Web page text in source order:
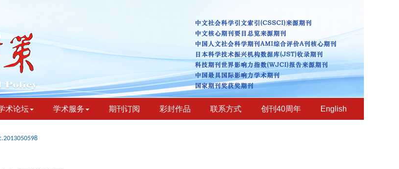
术论坛 学术服务 期刊订阅 彩封作品 联系方式 创刊40周年 English